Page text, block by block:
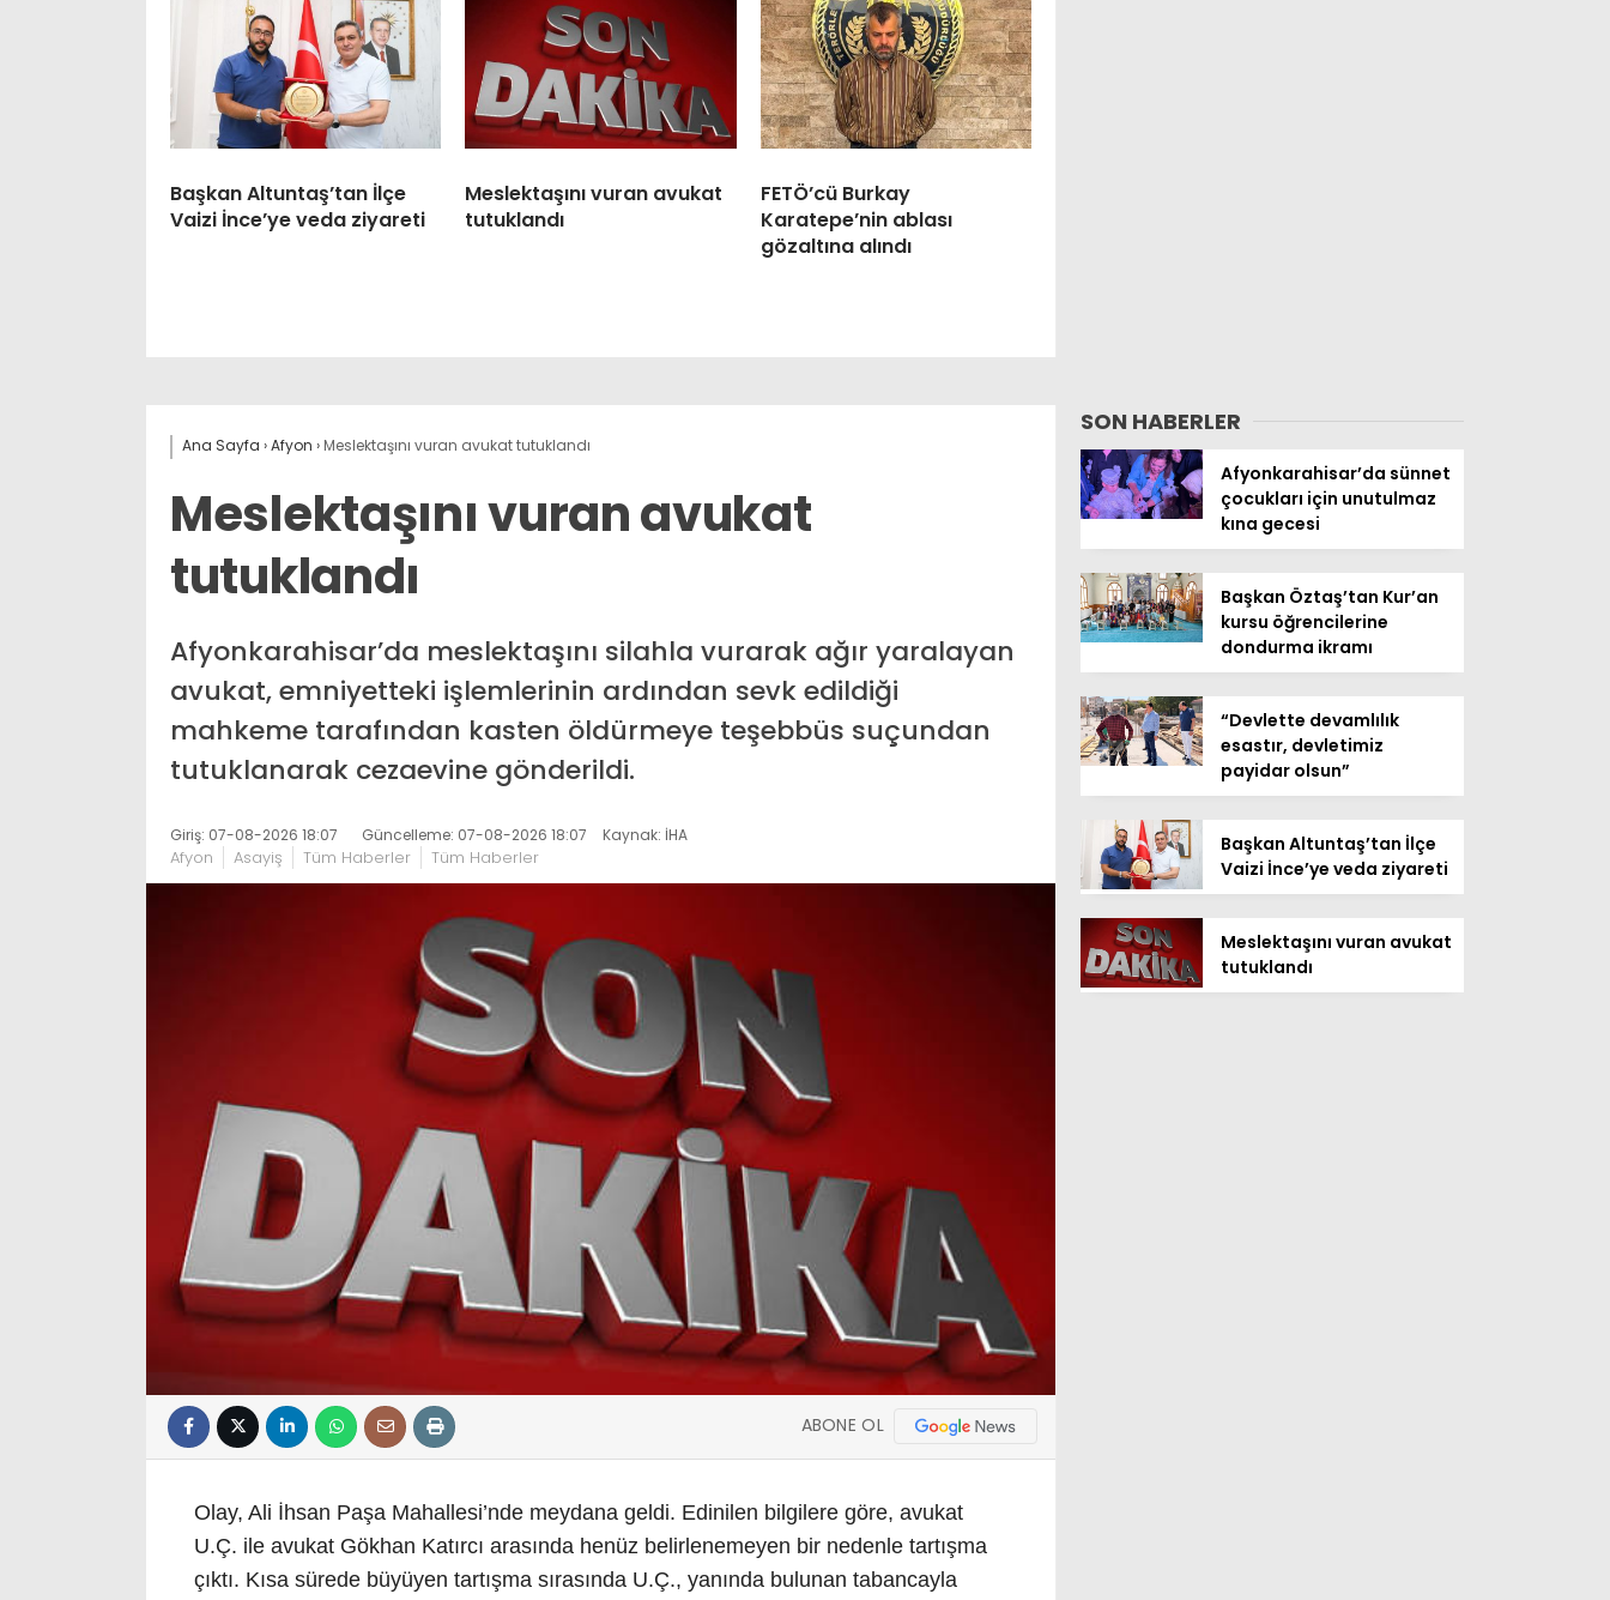
Başkan Altuntaş’tan İlçe
Vaizi İnce’ye veda ziyareti
Meslektaşını vuran avukat
tutuklandı
FETÖ’cü Burkay
Karatepe’nin ablası
gözaltına alındı
Ana Sayfa ›Afyon › Meslektaşını vuran avukat tutuklandı
Meslektaşını vuran avukat
tutuklandı
Afyonkarahisar’da meslektaşını silahla vurarak ağır yaralayan
avukat, emniyetteki işlemlerinin ardından sevk edildiği
mahkeme tarafından kasten öldürmeye teşebbüs suçundan
tutuklanarak cezaevine gönderildi.
Giriş: 07-08-2026 18:07 Güncelleme: 07-08-2026 18:07 Kaynak: İHA
Afyon Asayiş Tüm Haberler Tüm Haberler
ABONE OL
Olay, Ali İhsan Paşa Mahallesi’nde meydana geldi. Edinilen bilgilere göre, avukat
U.Ç. ile avukat Gökhan Katırcı arasında henüz belirlenemeyen bir nedenle tartışma
çıktı. Kısa sürede büyüyen tartışma sırasında U.Ç., yanında bulunan tabancayla
SON HABERLER
Afyonkarahisar’da sünnet
çocukları için unutulmaz
kına gecesi
Başkan Öztaş’tan Kur’an
kursu öğrencilerine
dondurma ikramı
“Devlette devamlılık
esastır, devletimiz
payidar olsun”
Başkan Altuntaş’tan İlçe
Vaizi İnce’ye veda ziyareti
Meslektaşını vuran avukat
tutuklandı